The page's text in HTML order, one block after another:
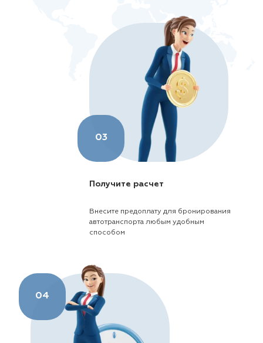
03
Получите расчет
Внесите предоплату для бронирования
автотранспорта любым удобным
способом
04